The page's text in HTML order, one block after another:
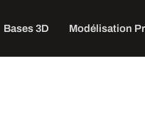
Bases 3D Modélisation